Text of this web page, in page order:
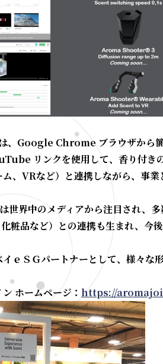
、Google Chrome ブラウザから
リンクを使用して、香り付き
、VRなど）と連携しながら、事業
世界中のメディアから注目され、
粧品など）との連携も生まれ、今
ｅＳＧパートナーとして、様々な
ホームページ： https://